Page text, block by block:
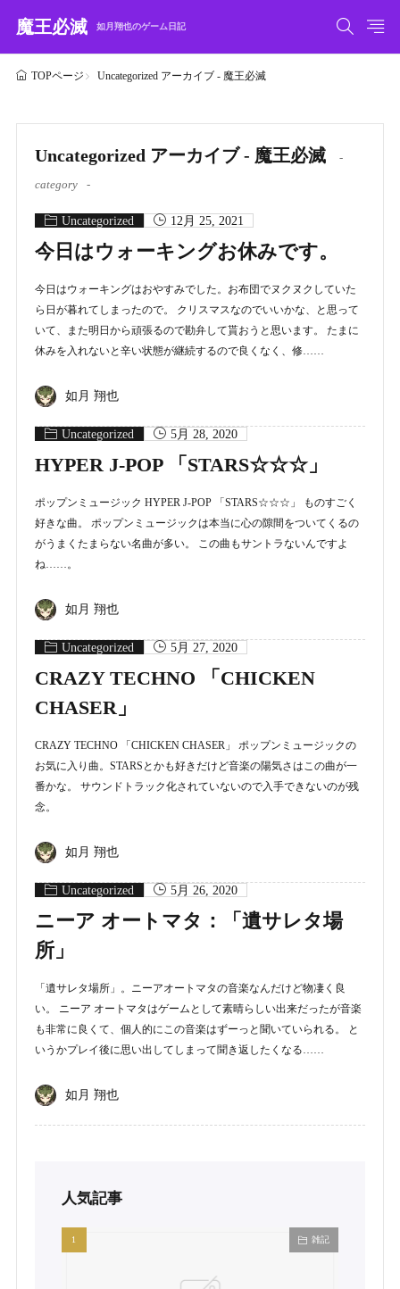
魔王必滅 如月翔也のゲーム日記
TOPページ Uncategorized アーカイブ - 魔王必滅
Uncategorized アーカイブ - 魔王必滅
category
Uncategorized 12月 25, 2021
今日はウォーキングお休みです。
今日はウォーキングはおやすみでした。お布団でヌクヌクしていた
ら日が暮れてしまったので。 クリスマスなのでいいかな、と思って
いて、また明日から頑張るので勘弁して貰おうと思います。 たまに
休みを入れないと辛い状態が継続するので良くなく、修……
如月 翔也
Uncategorized 5月 28, 2020
HYPER J-POP 「STARS☆☆☆」
ポップンミュージック HYPER J-POP 「STARS☆☆☆」 ものすごく
好きな曲。 ポップンミュージックは本当に心の隙間をついてくるの
がうまくたまらない名曲が多い。 この曲もサントラないんですよ
ね……。
如月 翔也
Uncategorized 5月 27, 2020
CRAZY TECHNO 「CHICKEN
CHASER」
CRAZY TECHNO 「CHICKEN CHASER」 ポップンミュージックの
お気に入り曲。STARSとかも好きだけど音楽の陽気さはこの曲が一
番かな。 サウンドトラック化されていないので入手できないのが残
念。
如月 翔也
Uncategorized 5月 26, 2020
ニーア オートマタ：「遺サレタ場
所」
「遺サレタ場所」。ニーアオートマタの音楽なんだけど物凄く良
い。 ニーア オートマタはゲームとして素晴らしい出来だったが音楽
も非常に良くて、個人的にこの音楽はずーっと聞いていられる。 と
いうかプレイ後に思い出してしまって聞き返したくなる……
如月 翔也
人気記事
雑記